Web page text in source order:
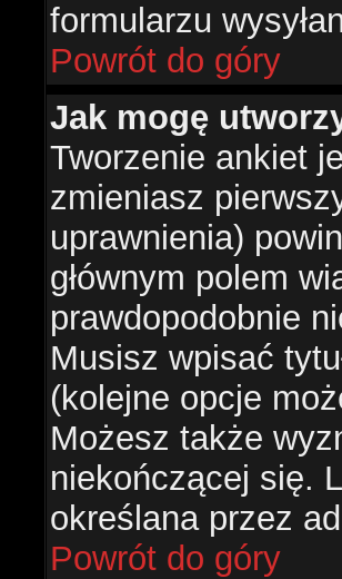
formularzu
Powrót do góry
Jak mogę
Tworzenie ankiet
zmieniasz
uprawnienia)
głównym polem
prawdopodobnie
Musisz wpisać
(kolejne opcje
Możesz także
niekończącej się.
określana przez
Powrót do góry